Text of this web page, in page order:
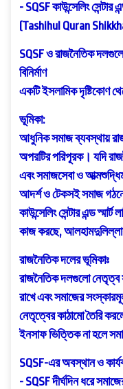
- SQSF কাউন্সেলিং সেন্টার
(Tashihul Quran
SQSF ও রাজনৈতিক
বিনির্মাণ
একটি ইসলামিক দৃষ্টিকোণ
ভূমিকা:
আধুনিক সমাজ ব্যবস্থায়
অপরটির পরিপূরক। যদি
এবং সমাজসেবা ও
আদর্শ ও টেকসই সমাজ
কাউন্সেলিং সেন্টার এন্ড
কাজ করছে,
রাজনৈতিক দলের ভূমিকাঃ
রাজনৈতিক দলগুলো নেতৃত্ব
রাখে এবং সমাজের
নেতৃত্বের কাঠামো তৈরি
ইনসাফ ভিত্তিক না হলে
SQSF-এর অবস্থান ও
- SQSF দীর্ঘদিন ধরে